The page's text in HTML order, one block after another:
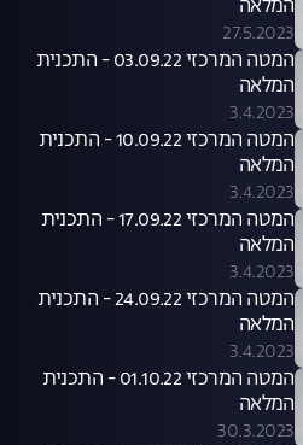
המלאה
27.5.2023
המטה המרכזי 03.09.22 - התכנית
המלאה
3.4.2023
המטה המרכזי 10.09.22 - התכנית
המלאה
3.4.2023
המטה המרכזי 17.09.22 - התכנית
המלאה
3.4.2023
המטה המרכזי 24.09.22 - התכנית
המלאה
3.4.2023
המטה המרכזי 01.10.22 - התכנית
המלאה
30.3.2023